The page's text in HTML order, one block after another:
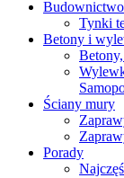
Tynki
Betony i
Ściany mury
Porady